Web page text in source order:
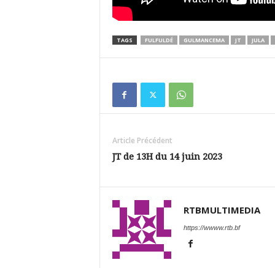
TAGS FULFULDÉ GULMANCEMA JT JULA
Article Précédent
JT de 13H du 14 juin 2023
RTBMULTIMEDIA
https://wwww.rtb.bf